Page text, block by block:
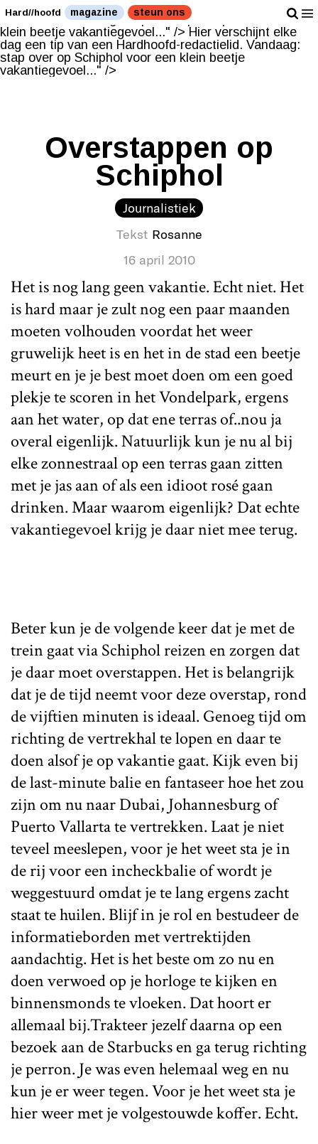
Hier verschijnt elke dag een tip van een Hardhoofd-
redactielid. Vandaag: stap over op Schiphol voor een
klein beetje vakantiegevoel..." /> Hier verschijnt elke
dag een tip van een Hardhoofd-redactielid. Vandaag:
stap over op Schiphol voor een klein beetje
vakantiegevoel..." />
Hard//hoofd magazine steun ons
Overstappen op
Schiphol
Journalistiek
Tekst Rosanne
16 april 2010
Het is nog lang geen vakantie. Echt niet. Het
is hard maar je zult nog een paar maanden
moeten volhouden voordat het weer
gruwelijk heet is en het in de stad een beetje
meurt en je je best moet doen om een goed
plekje te scoren in het Vondelpark, ergens
aan het water, op dat ene terras of..nou ja
overal eigenlijk. Natuurlijk kun je nu al bij
elke zonnestraal op een terras gaan zitten
met je jas aan of als een idioot rosé gaan
drinken. Maar waarom eigenlijk? Dat echte
vakantiegevoel krijg je daar niet mee terug.
Beter kun je de volgende keer dat je met de
trein gaat via Schiphol reizen en zorgen dat
je daar moet overstappen. Het is belangrijk
dat je de tijd neemt voor deze overstap, rond
de vijftien minuten is ideaal. Genoeg tijd om
richting de vertrekhal te lopen en daar te
doen alsof je op vakantie gaat. Kijk even bij
de last-minute balie en fantaseer hoe het zou
zijn om nu naar Dubai, Johannesburg of
Puerto Vallarta te vertrekken. Laat je niet
teveel meeslepen, voor je het weet sta je in
de rij voor een incheckbalie of wordt je
weggestuurd omdat je te lang ergens zacht
staat te huilen. Blijf in je rol en bestudeer de
informatieborden met vertrektijden
aandachtig. Het is het beste om zo nu en
doen verwoed op je horloge te kijken en
binnensmonds te vloeken. Dat hoort er
allemaal bij.Trakteer jezelf daarna op een
bezoek aan de Starbucks en ga terug richting
je perron. Je was even helemaal weg en nu
kun je er weer tegen. Voor je het weet sta je
hier weer met je volgestouwde koffer. Echt.